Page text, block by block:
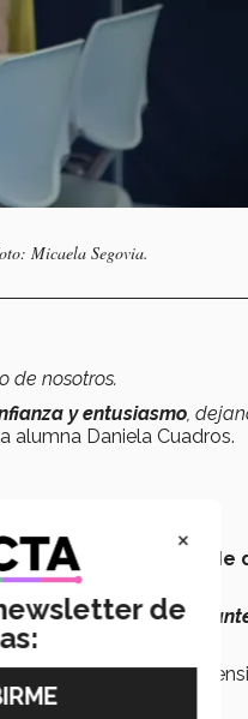
Micaela Segovia.
de nosotros.
y entusiasmo,
alumna Daniela Cuadros.
sino lo que
aprende
se lo debo a los
importancia de la
×
de